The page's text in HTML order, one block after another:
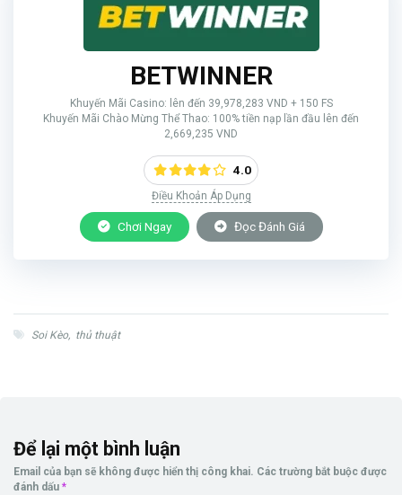
BETWINNER
Khuyến Mãi Casino: lên đến 39,978,283 VND + 150 FS
Khuyến Mãi Chào Mừng Thể Thao: 100% tiền nạp lần đầu lên đến
2,669,235 VND
4.0
Điều Khoản Áp Dụng
Chơi Ngay Đọc Đánh Giá
Soi Kèo, thủ thuật
Để lại một bình luận
Email của bạn sẽ không được hiển thị công khai. Các trường bắt buộc được
đánh dấu *